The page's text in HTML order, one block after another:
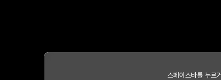
스페이스바를 누르